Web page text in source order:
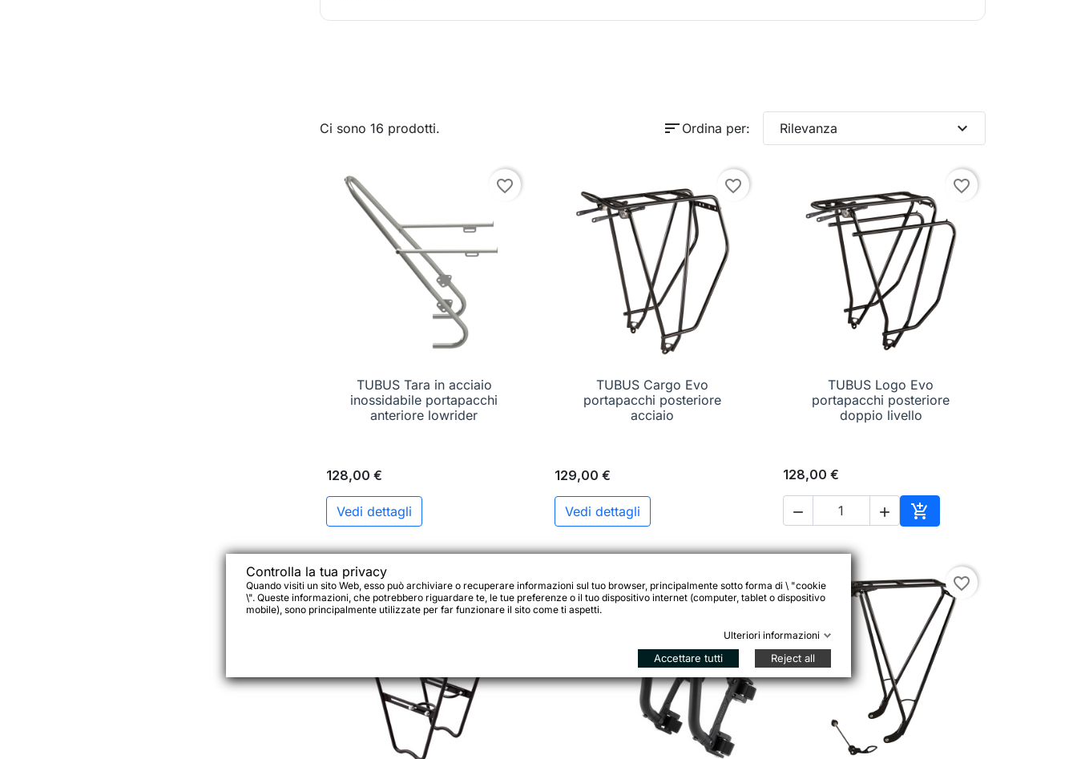
Ci sono 16 prodotti. sort Ordina per: Rilevanza expand_more
favorite_border
 Anteprima
TUBUS Tara in acciaio
inossidabile portapacchi
anteriore lowrider
128,00 €
Vedi dettagli
favorite_border
 Anteprima
TUBUS Cargo Evo
portapacchi posteriore
acciaio
129,00 €
Vedi dettagli
favorite_border
 Anteprima
TUBUS Logo Evo
portapacchi posteriore
doppio livello
128,00 €
  
Aggiungi al carrello
favorite_border favorite_border favorite_border
Controlla la tua privacy
Quando visiti un sito Web, esso può archiviare o recuperare informazioni sul tuo browser, principalmente sotto forma di \ "cookie
\". Queste informazioni, che potrebbero riguardare te, le tue preferenze o il tuo dispositivo internet (computer, tablet o dispositivo
mobile), sono principalmente utilizzate per far funzionare il sito come ti aspetti.
Ulteriori informazioni
Accettare tutti Reject all